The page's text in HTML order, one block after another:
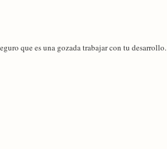
que es una gozada trabajar con tu desarrollo.